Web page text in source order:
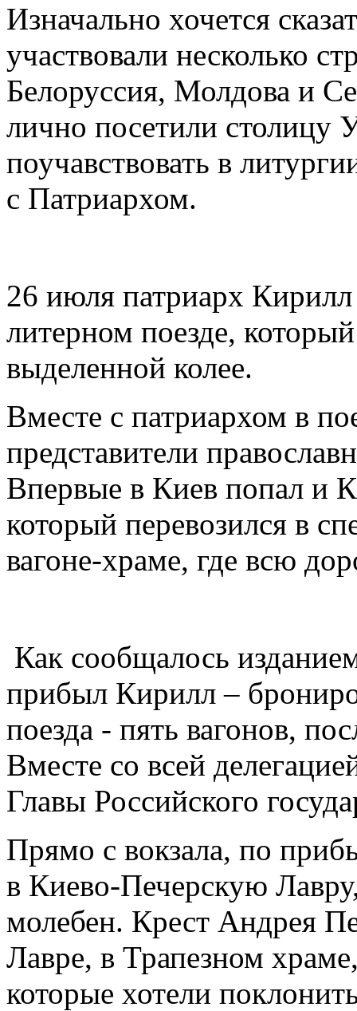
Изначально хочется
участвовали несколько
Белоруссия, Молдова и
лично посетили
поучавствовать в
с Патриархом.
26 июля патриарх
литерном поезде,
выделенной колее.
Вместе с патриархом в
представители
Впервые в Киев попал и
который перевозился в
вагоне-храме, где всю
Как сообщалось
прибыл Кирилл –
поезда - пять вагонов,
Вместе со всей
Главы Российского
Прямо с вокзала, по
в Киево-Печерскую
молебен. Крест Андрея
Лавре, в Трапезном
которые хотели